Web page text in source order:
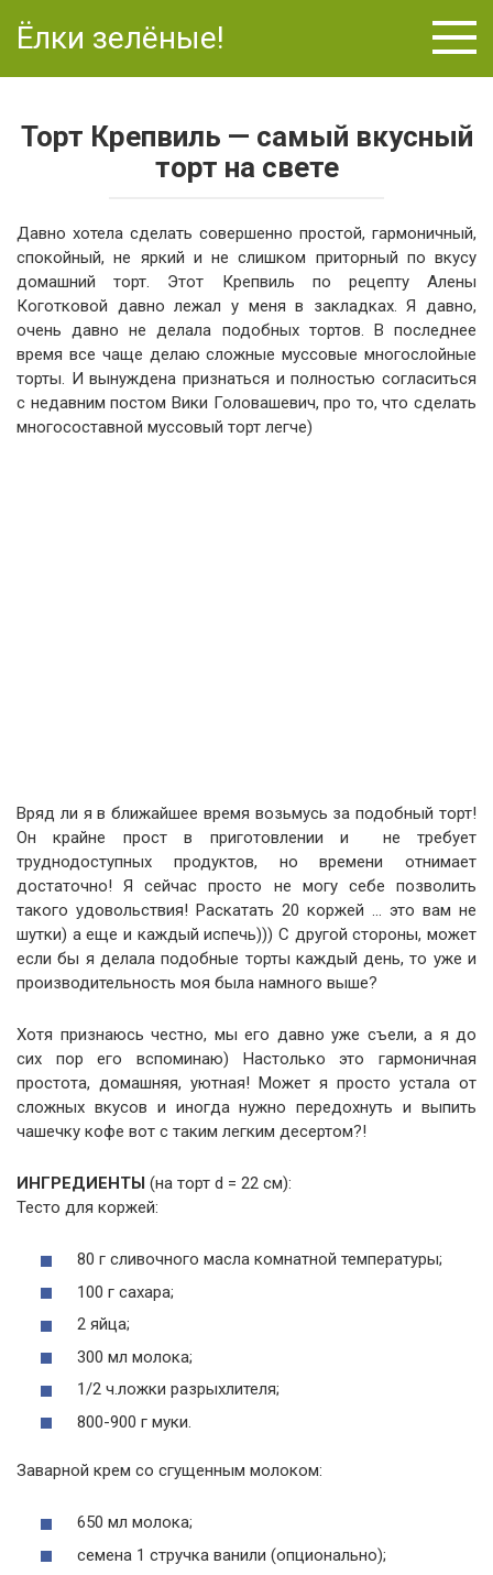
Ёлки зелёные!
Торт Крепвиль — самый вкусный
торт на свете
Давно хотела сделать совершенно простой, гармоничный,
спокойный, не яркий и не слишком приторный по вкусу
домашний торт. Этот Крепвиль по рецепту Алены
Коготковой давно лежал у меня в закладках. Я давно,
очень давно не делала подобных тортов. В последнее
время все чаще делаю сложные муссовые многослойные
торты. И вынуждена признаться и полностью согласиться
с недавним постом Вики Головашевич, про то, что сделать
многосоставной муссовый торт легче)
Вряд ли я в ближайшее время возьмусь за подобный торт!
Он крайне прост в приготовлении и не требует
труднодоступных продуктов, но времени отнимает
достаточно! Я сейчас просто не могу себе позволить
такого удовольствия! Раскатать 20 коржей … это вам не
шутки) а еще и каждый испечь))) С другой стороны, может
если бы я делала подобные торты каждый день, то уже и
производительность моя была намного выше?
Хотя признаюсь честно, мы его давно уже съели, а я до
сих пор его вспоминаю) Настолько это гармоничная
простота, домашняя, уютная! Может я просто устала от
сложных вкусов и иногда нужно передохнуть и выпить
чашечку кофе вот с таким легким десертом?!
ИНГРЕДИЕНТЫ (на торт d = 22 см):
Тесто для коржей:
80 г сливочного масла комнатной температуры;
100 г сахара;
2 яйца;
300 мл молока;
1/2 ч.ложки разрыхлителя;
800-900 г муки.
Заварной крем со сгущенным молоком:
650 мл молока;
семена 1 стручка ванили (опционально);